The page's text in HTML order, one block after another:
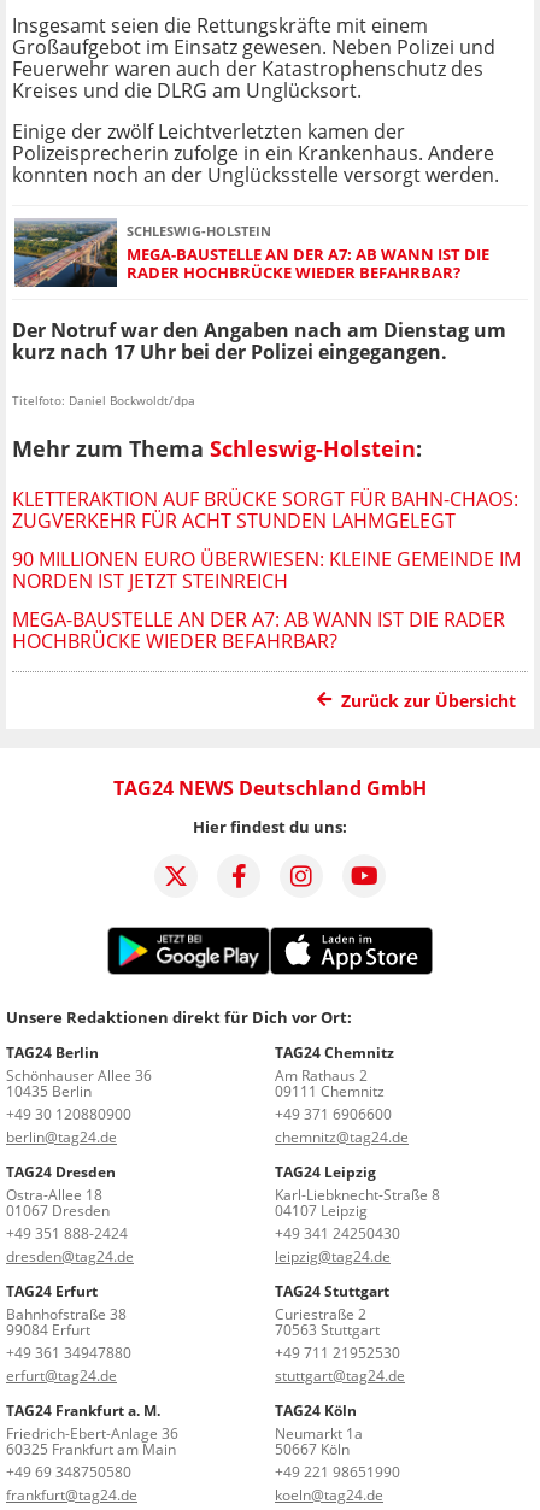
Insgesamt seien die Rettungskräfte mit einem
Großaufgebot im Einsatz gewesen. Neben Polizei und
Feuerwehr waren auch der Katastrophenschutz des
Kreises und die DLRG am Unglücksort.
Einige der zwölf Leichtverletzten kamen der
Polizeisprecherin zufolge in ein Krankenhaus. Andere
konnten noch an der Unglücksstelle versorgt werden.
SCHLESWIG-HOLSTEIN
MEGA-BAUSTELLE AN DER A7: AB WANN IST DIE
RADER HOCHBRÜCKE WIEDER BEFAHRBAR?
Der Notruf war den Angaben nach am Dienstag um
kurz nach 17 Uhr bei der Polizei eingegangen.
Titelfoto: Daniel Bockwoldt/dpa
Mehr zum Thema Schleswig-Holstein:
KLETTERAKTION AUF BRÜCKE SORGT FÜR BAHN-CHAOS:
ZUGVERKEHR FÜR ACHT STUNDEN LAHMGELEGT
90 MILLIONEN EURO ÜBERWIESEN: KLEINE GEMEINDE IM
NORDEN IST JETZT STEINREICH
MEGA-BAUSTELLE AN DER A7: AB WANN IST DIE RADER
HOCHBRÜCKE WIEDER BEFAHRBAR?
Zurück zur Übersicht
TAG24 NEWS Deutschland GmbH
Hier findest du uns:
Unsere Redaktionen direkt für Dich vor Ort:
TAG24 Berlin
Schönhauser Allee 36
10435 Berlin
+49 30 120880900
berlin@tag24.de
TAG24 Chemnitz
Am Rathaus 2
09111 Chemnitz
+49 371 6906600
chemnitz@tag24.de
TAG24 Dresden
Ostra-Allee 18
01067 Dresden
+49 351 888-2424
dresden@tag24.de
TAG24 Leipzig
Karl-Liebknecht-Straße 8
04107 Leipzig
+49 341 24250430
leipzig@tag24.de
TAG24 Erfurt
Bahnhofstraße 38
99084 Erfurt
+49 361 34947880
erfurt@tag24.de
TAG24 Stuttgart
Curiestraße 2
70563 Stuttgart
+49 711 21952530
stuttgart@tag24.de
TAG24 Frankfurt a. M.
Friedrich-Ebert-Anlage 36
60325 Frankfurt am Main
+49 69 348750580
frankfurt@tag24.de
TAG24 Köln
Neumarkt 1a
50667 Köln
+49 221 98651990
koeln@tag24.de